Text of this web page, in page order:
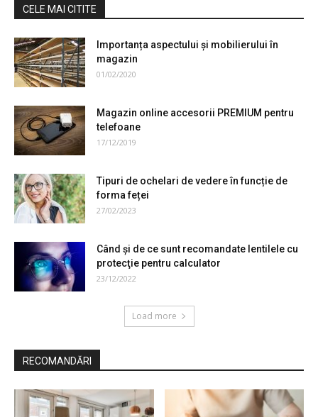
CELE MAI CITITE
Importanța aspectului și mobilierului în
magazin
01/02/2020
Magazin online accesorii PREMIUM pentru
telefoane
17/12/2019
Tipuri de ochelari de vedere în funcție de
forma feței
27/02/2023
Când şi de ce sunt recomandate lentilele cu
protecţie pentru calculator
23/12/2022
Load more
RECOMANDĂRI